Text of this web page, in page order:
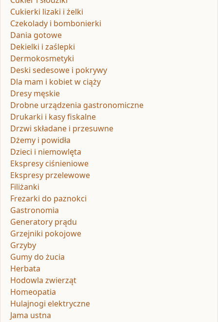
Cukierki lizaki i żelki
Czekolady i bombonierki
Dania gotowe
Dekielki i zaślepki
Dermokosmetyki
Deski sedesowe i pokrywy
Dla mam i kobiet w ciąży
Dresy męskie
Drobne urządzenia gastronomiczne
Drukarki i kasy fiskalne
Drzwi składane i przesuwne
Dżemy i powidła
Dzieci i niemowlęta
Ekspresy ciśnieniowe
Ekspresy przelewowe
Filiżanki
Frezarki do paznokci
Gastronomia
Generatory prądu
Grzejniki pokojowe
Grzyby
Gumy do żucia
Herbata
Hodowla zwierząt
Homeopatia
Hulajnogi elektryczne
Jama ustna